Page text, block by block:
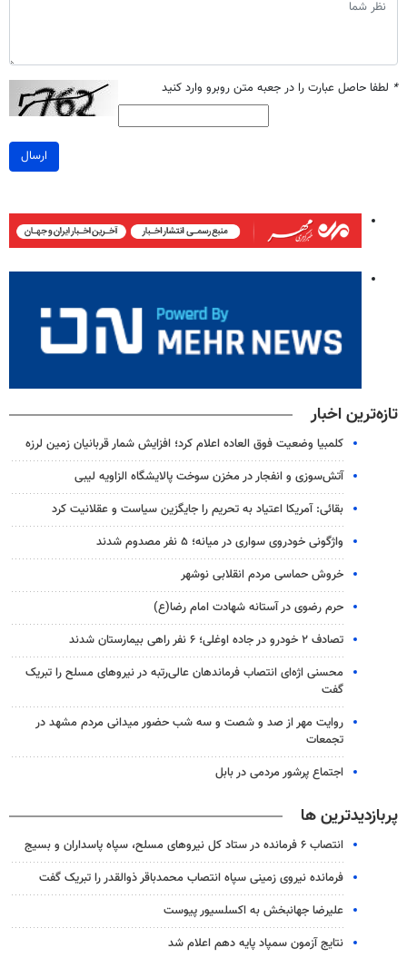
* لطفا حاصل عبارت را در جعبه متن روبرو وارد کنید
ارسال
تازه‌ترین اخبار
کلمبیا وضعیت فوق العاده اعلام کرد؛ افزایش شمار قربانیان زمین لرزه
آتش‌سوزی و انفجار در مخزن سوخت پالایشگاه الزاویه لیبی
بقائی: آمریکا اعتیاد به تحریم را جایگزین سیاست و عقلانیت کرد
واژگونی خودروی سواری در میانه؛ ۵ نفر مصدوم شدند
خروش حماسی مردم انقلابی نوشهر
حرم رضوی در آستانه شهادت امام رضا(ع)
تصادف ۲ خودرو در جاده اوغلی؛ ۶ نفر راهی بیمارستان شدند
محسنی اژه‌ای انتصاب‌ فرماندهان عالی‌رتبه در نیروهای مسلح را تبریک
گفت
روایت مهر از صد و شصت و سه شب حضور میدانی مردم مشهد در
تجمعات
اجتماع پرشور مردمی در بابل
پربازدیدترین ها
انتصاب ۶ فرمانده در ستاد کل نیروهای مسلح، سپاه پاسداران و بسیج
فرمانده نیروی زمینی سپاه انتصاب محمدباقر ذوالقدر را تبریک گفت
علیرضا جهانبخش به اکسلسیور پیوست
نتایج آزمون سمپاد پایه دهم اعلام شد